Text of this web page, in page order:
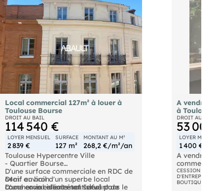
Local commercial 127m² à louer à
Toulouse Bourse
DROIT AU BAIL
114 540 €
LOYER MENSUEL
2 839 €
SURFACE
127 m²
MONTANT AU M²
268,2 €/m²/an
Toulouse Hypercentre Ville
- Quartier Bourse
Droit au bail d'un superbe local
commercial idéalement situé dans le
D'une surface commerciale en RDC de
64m² environ
D'une cave en sous-sol servant de
Local en excellent état. Idéal pour
A vendre
à Toulouse
DROIT AU BAIL
53 000
LOYER
1 400 €
A vendre
commercial
110m². Il
avec au
et au sous-
CESSION
D'ENTREPRISE
BOUTIQUES